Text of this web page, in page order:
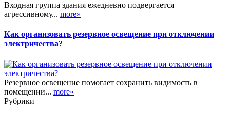
Входная группа здания ежедневно подвергается
агрессивному... more»
Как организовать резервное освещение при отключении
электричества?
Резервное освещение помогает сохранить видимость в
помещении... more»
Рубрики